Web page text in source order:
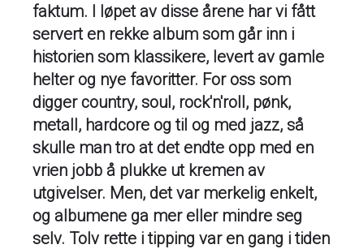
faktum. I løpet av disse årene har vi fått
servert en rekke album som går inn i
historien som klassikere, levert av gamle
helter og nye favoritter. For oss som
digger country, soul, rock'n'roll, pønk,
metall, hardcore og til og med jazz, så
skulle man tro at det endte opp med en
vrien jobb å plukke ut kremen av
utgivelser. Men, det var merkelig enkelt,
og albumene ga mer eller mindre seg
selv. Tolv rette i tipping var en gang i tiden